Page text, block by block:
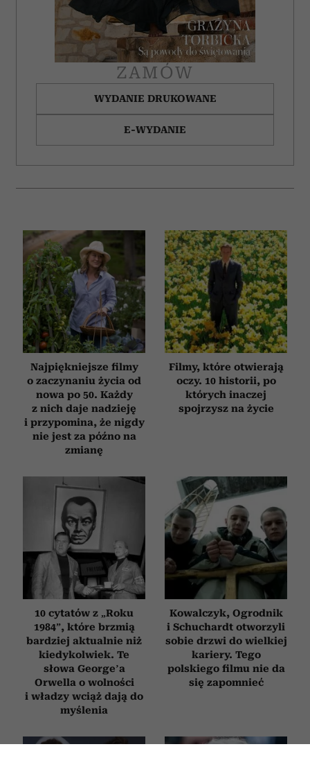
ZAMÓW
WYDANIE DRUKOWANE
E-WYDANIE
Najpiękniejsze filmy
o zaczynaniu życia od
nowa po 50. Każdy
z nich daje nadzieję
i przypomina, że nigdy
nie jest za późno na
zmianę
Filmy, które otwierają
oczy. 10 historii, po
których inaczej
spojrzysz na życie
10 cytatów z „Roku
1984”, które brzmią
bardziej aktualnie niż
kiedykolwiek. Te
słowa George’a
Orwella o wolności
i władzy wciąż dają do
myślenia
Kowalczyk, Ogrodnik
i Schuchardt otworzyli
sobie drzwi do wielkiej
kariery. Tego
polskiego filmu nie da
się zapomnieć